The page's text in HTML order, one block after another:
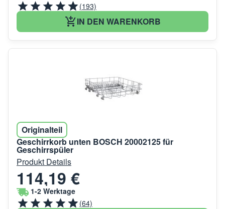
(193)
IN DEN WARENKORB
Originalteil
Geschirrkorb unten BOSCH 20002125 für
Geschirrspüler
Produkt Details
114,19 €
1-2 Werktage
(64)